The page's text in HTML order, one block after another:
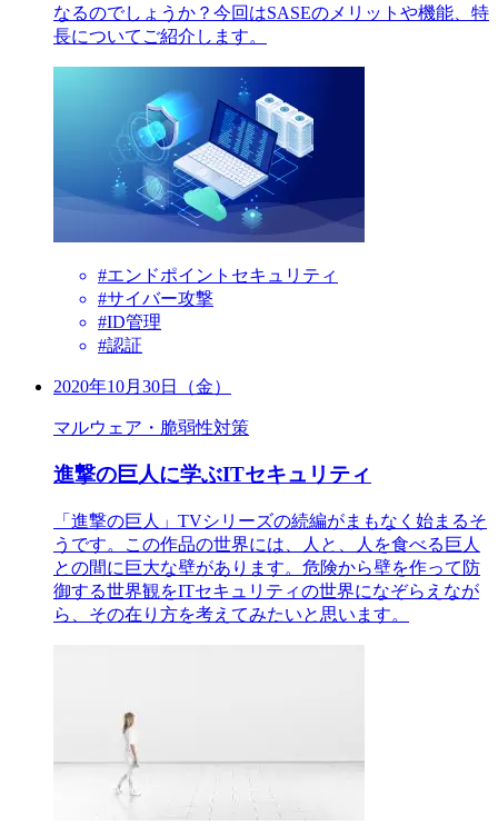
なるのでしょうか？今回はSASEのメリットや機能、特
長についてご紹介します。
#エンドポイントセキュリティ
#サイバー攻撃
#ID管理
#認証
2020年10月30日（金）
マルウェア・脆弱性対策
進撃の巨人に学ぶITセキュリティ
「進撃の巨人」TVシリーズの続編がまもなく始まるそ
うです。この作品の世界には、人と、人を食べる巨人
との間に巨大な壁があります。危険から壁を作って防
御する世界観をITセキュリティの世界になぞらえなが
ら、その在り方を考えてみたいと思います。